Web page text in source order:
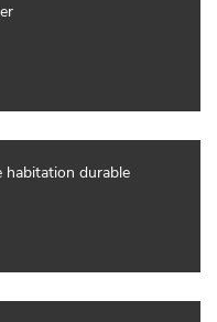
habitation durable